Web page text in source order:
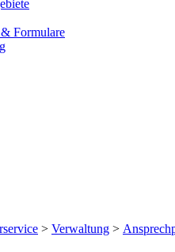
Formulare
> Verwaltung >